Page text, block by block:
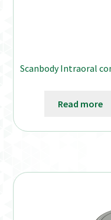
Scanbody Intraoral
Read more